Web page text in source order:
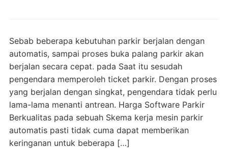
Sebab beberapa kebutuhan parkir berjalan dengan
automatis, sampai proses buka palang parkir akan
berjalan secara cepat. pada Saat itu sesudah
pengendara memperoleh ticket parkir. Dengan proses
yang berjalan dengan singkat, pengendara tidak perlu
lama-lama menanti antrean. Harga Software Parkir
Berkualitas pada sebuah Skema kerja mesin parkir
automatis pasti tidak cuma dapat memberikan
keringanan untuk beberapa […]